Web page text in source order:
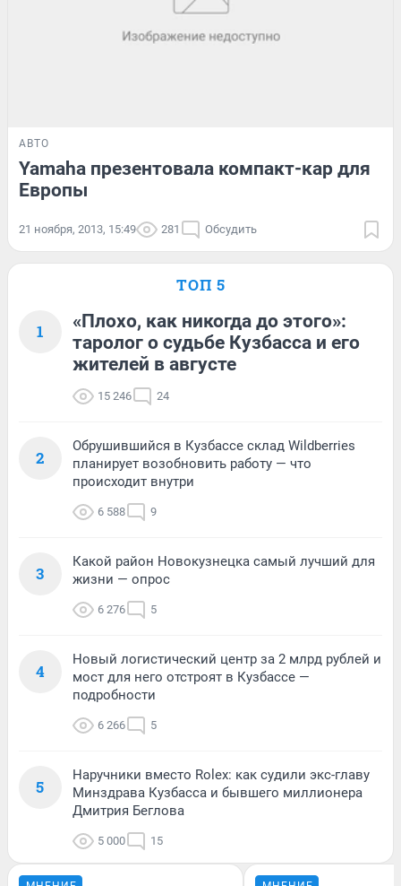
АВТО
Yamaha презентовала компакт-кар для
Европы
21 ноября, 2013, 15:49 281 Обсудить
ТОП 5
1
«Плохо, как никогда до этого»:
таролог о судьбе Кузбасса и его
жителей в августе
15 246 24
2
Обрушившийся в Кузбассе склад Wildberries
планирует возобновить работу — что
происходит внутри
6 588 9
3
Какой район Новокузнецка самый лучший для
жизни — опрос
6 276 5
4
Новый логистический центр за 2 млрд рублей и
мост для него отстроят в Кузбассе —
подробности
6 266 5
5
Наручники вместо Rolex: как судили экс-главу
Минздрава Кузбасса и бывшего миллионера
Дмитрия Беглова
5 000 15